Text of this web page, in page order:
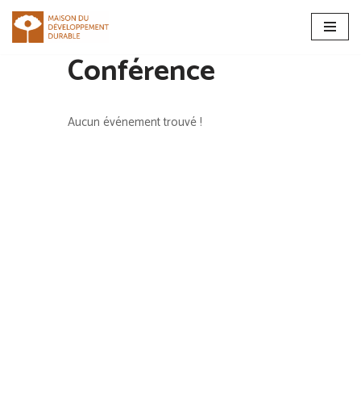
Aller
Conférence
Aucun événement trouvé !